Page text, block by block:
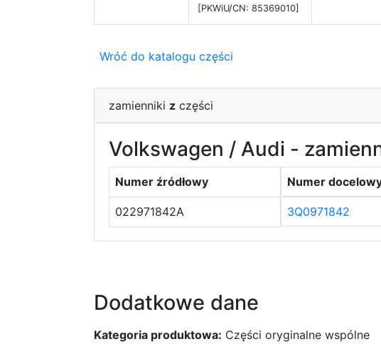
[PKWiU/CN: 85369010]
Wróć do katalogu części
zamienniki z części
Volkswagen / Audi -
Numer źródłowy Numer
022971842A 3Q0971842
Dodatkowe dane
Kategoria produktowa: Części oryginalne wspólne